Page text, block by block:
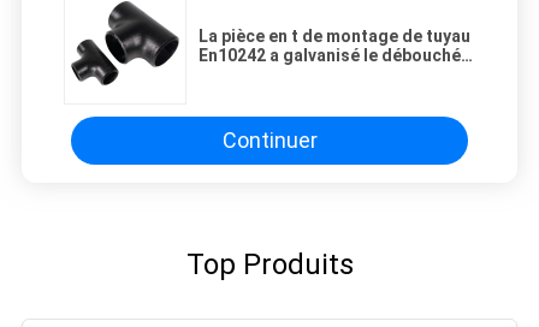
La pièce en t de montage de tuyau
En10242 a galvanisé le débouché
Continuer
Top Produits